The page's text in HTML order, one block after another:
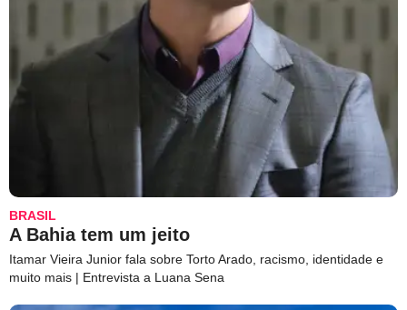
BRASIL
A Bahia tem um jeito
Itamar Vieira Junior fala sobre Torto Arado, racismo, identidade e
muito mais | Entrevista a Luana Sena